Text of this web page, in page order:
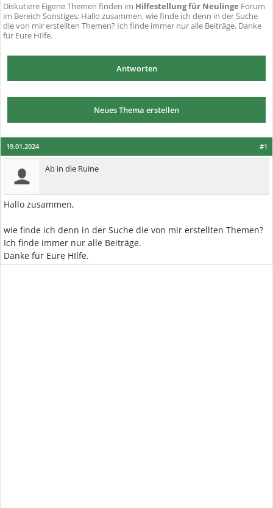
Diskutiere Eigene Themen finden im Hilfestellung für Neulinge Forum
im Bereich Sonstiges; Hallo zusammen, wie finde ich denn in der Suche
die von mir erstellten Themen? Ich finde immer nur alle Beiträge. Danke
für Eure HIlfe.
Antworten
Neues Thema erstellen
#1
19.01.2024
Ab in die Ruine
Hallo zusammen,
wie finde ich denn in der Suche die von mir erstellten Themen?
Ich finde immer nur alle Beiträge.
Danke für Eure HIlfe.